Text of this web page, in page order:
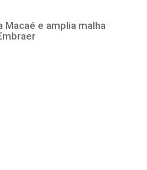
Macaé e amplia malha